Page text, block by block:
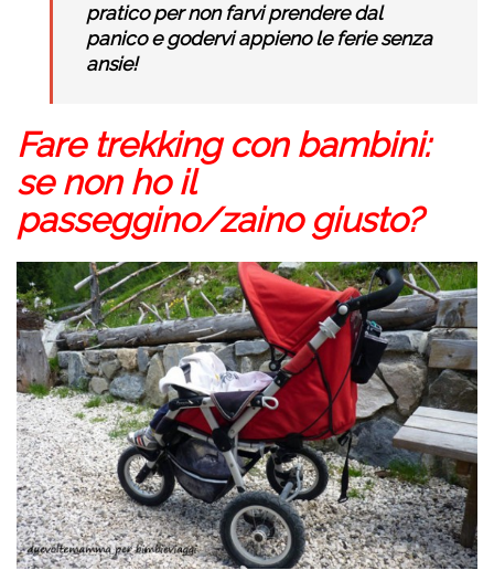
pratico per non farvi prendere dal
panico e godervi appieno le ferie senza
ansie!
Fare trekking con bambini:
se non ho il
passeggino/zaino giusto?